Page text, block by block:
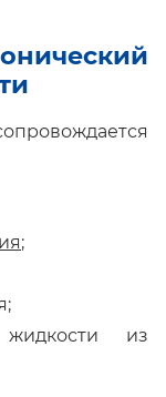
;
из